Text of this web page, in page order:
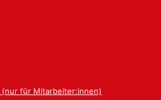
für Mitarbeiter:innen)